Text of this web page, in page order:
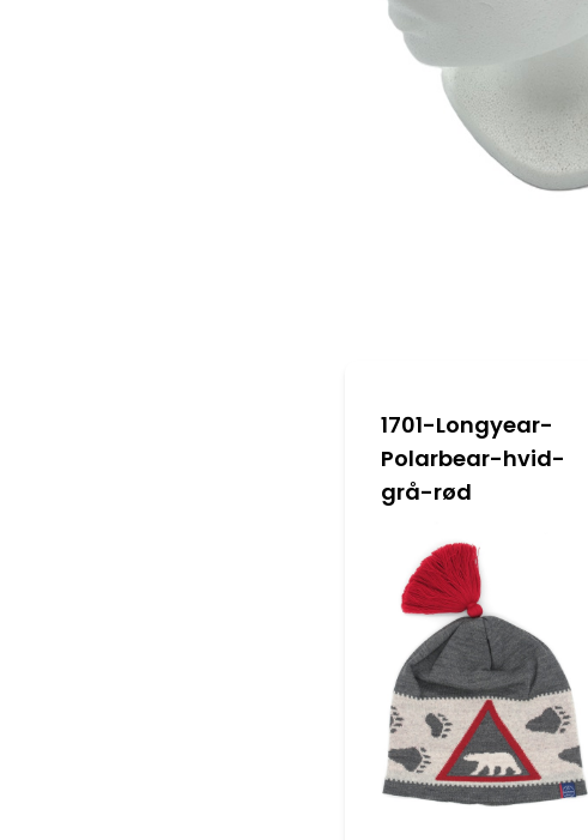
1701-Longyear-
Polarbear-hvid-
grå-rød